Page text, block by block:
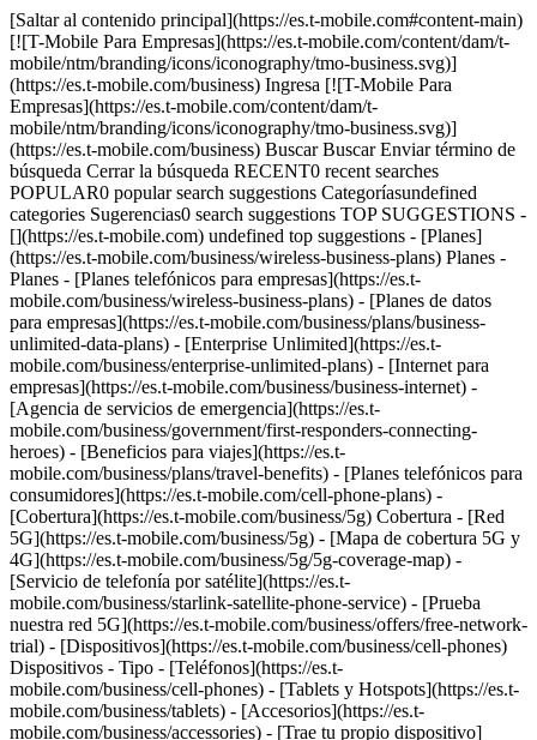
[Saltar al contenido principal](https://es.t-mobile.com#content-main) [![T-Mobile Para Empresas](https://es.t-mobile.com/content/dam/t-mobile/ntm/branding/icons/iconography/tmo-business.svg)](https://es.t-mobile.com/business) Ingresa [![T-Mobile Para Empresas](https://es.t-mobile.com/content/dam/t-mobile/ntm/branding/icons/iconography/tmo-business.svg)](https://es.t-mobile.com/business) Buscar Buscar Enviar término de búsqueda Cerrar la búsqueda RECENT0 recent searches POPULAR0 popular search suggestions Categoríasundefined categories Sugerencias0 search suggestions TOP SUGGESTIONS - [](https://es.t-mobile.com) undefined top suggestions - [Planes](https://es.t-mobile.com/business/wireless-business-plans) Planes - Planes - [Planes telefónicos para empresas](https://es.t-mobile.com/business/wireless-business-plans) - [Planes de datos para empresas](https://es.t-mobile.com/business/plans/business-unlimited-data-plans) - [Enterprise Unlimited](https://es.t-mobile.com/business/enterprise-unlimited-plans) - [Internet para empresas](https://es.t-mobile.com/business/business-internet) - [Agencia de servicios de emergencia](https://es.t-mobile.com/business/government/first-responders-connecting-heroes) - [Beneficios para viajes](https://es.t-mobile.com/business/plans/travel-benefits) - [Planes telefónicos para consumidores](https://es.t-mobile.com/cell-phone-plans) - [Cobertura](https://es.t-mobile.com/business/5g) Cobertura - [Red 5G](https://es.t-mobile.com/business/5g) - [Mapa de cobertura 5G y 4G](https://es.t-mobile.com/business/5g/5g-coverage-map) - [Servicio de telefonía por satélite](https://es.t-mobile.com/business/starlink-satellite-phone-service) - [Prueba nuestra red 5G](https://es.t-mobile.com/business/offers/free-network-trial) - [Dispositivos](https://es.t-mobile.com/business/cell-phones) Dispositivos - Tipo - [Teléfonos](https://es.t-mobile.com/business/cell-phones) - [Tablets y Hotspots](https://es.t-mobile.com/business/tablets) - [Accesorios](https://es.t-mobile.com/business/accessories) - [Trae tu propio dispositivo](https://es.t-mobile.com/business/byod-bring-your-own-device) - [Dispositivos certificados sin existencias](https://es.t-mobile.com/business/solutions/iot/device-certification) - Ofertas - [Ver ofertas](https://es.t-mobile.com/business/offers/business-deals-hub) - [Apple](https://es.t-mobile.com/business/apple-business-iphone-deals) - [Samsung](https://es.t-mobile.com/business/offers/samsung-galaxy-5g) - [Google Pixel](https://es.t-mobile.com/business/offers/google-pixel-deals) - [Internet](https://es.t-mobile.com/business/business-internet) Internet - [Información general](https://es.t-mobile.com/business/business-internet) - [Internet para empresas pequeñas/medianas](https://es.t-mobile.com/business/solutions/business-internet-services/small-business-internet) - [Internet para empresas grandes](https://es.t-mobile.com/business/solutions/business-internet-services/business-internet) - [Internet para el gobierno](https://es.t-mobile.com/business/government/internet-services) - [Internet para la educación](https://es.t-mobile.com/business/education/internet-services) - [Verifica disponibilidad](https://es.t-mobile.com/business/check-eligibility) - [Ofertas](https://es.t-mobile.com/business/offers/business-deals-hub) Ofertas - Ofertas - [Ver ofertas](https://es.t-mobile.com/business/offers/business-deals-hub) - [Apple](https://es.t-mobile.com/business/apple-business-iphone-deals) - [Samsung](https://es.t-mobile.com/business/offers/samsung-galaxy-5g#INTNAV=tNav:Deals:Samsung) - [Google Pixel](https://es.t-mobile.com/business/offers/google-pixel-deals) - [Teléfonos gratis y con cero de pago inicial](https://es.t-mobile.com/business/offers/zero-down-phones) - Descuentos del plan - [Militares y veteranos](https://es.t-mobile.com/business/offers/military-discount-plans) - [Miembros de servicios de emergencia](https://es.t-mobile.com/business/offers/first-responder-discount-phone-plans) - [Soluciones](https://es.t-mobile.com/business/solutions) Soluciones - Soluciones - [Información general](https://es.t-mobile.com/business/solutions) - [Internet para empresas](https://es.t-mobile.com/business/business-internet) - [Internet de las cosas](https://es.t-mobile.com/business/solutions/iot) - [Redes avanzadas](https://es.t-mobile.com/business/solutions/5g-advanced-solutions) - [Productividad](https://es.t-mobile.com/business/solutions/productivity) - [Seguridad](https://es.t-mobile.com/business/solutions/security) - [Comunicaciones basadas en IA](https://es.t-mobile.com/business/solutions/dialpad) - Segmentos e industrias - [Pequeña/mediana empresa](https://es.t-mobile.com/business/small-midsize-business) - [Compañía](https://es.t-mobile.com/business/enterprise) - [Gobierno](https://es.t-mobile.com/business/government) - [Educación](https://es.t-mobile.com/business/education) - [T-Priority](https://es.t-mobile.com/t-priority) - [Industrias](https://es.t-mobile.com/business/industry-solutions) - Recursos - [Por qué T-Mobile](https://es.t-mobile.com/business/why-tmobile) - [Historias de clientes](https://es.t-mobile.com/business/why-tmobile/customer-success-stories) - [Cambiar de operador móvil](https://es.t-mobile.com/business/switch-phone-carriers) - [Beneficios](https://es.t-mobile.com/business/benefits/magenta-status) - [T-Platform](https://es.t-mobile.com/business/solutions/t-platform) - [Premios Innovate](https://es.t-mobile.com/business/customer-innovate-awards) - [Socios](https://es.t-mobile.com) Socios - [Programa de socios](https://es.t-mobile.com/business/partner-recruitment) - [Ingreso al portal | Registrarse](https://businesspartners.t-mobile.com?INTNAV=tNav%3APartners%3APortalLoginRegister) [Contáctanos](https://es.t-mobile.com/business/b2b-contact-information) Contáctanos - [Ventas: 833-390-1896](tel:1-833-390-1896) - [Asistencia: 844-211-5308](tel:1-844-211-5308) - [Comunícate con ventas](https://es.t-mobile.com/business/b2b-contact-information/form) [Encuentra una tienda](https://es.t-mobile.com/stores/i/business) [Carrito](https://es.t-mobile.com/business/cart) Buscar Buscar Enviar término de búsqueda Cerrar la búsqueda RECENT0 recent searches POPULAR0 popular search suggestions Categoríasundefined categories Sugerencias0 search suggestions TOP SUGGESTIONS - [](https://es.t-mobile.com) undefined top suggestions Cómo empezar Mi cuenta [Ingresar](https://tfb.t-mobile.com/) [Volver al tablero](https://es.t-mobile.com/account/dashboard) más de T-Mobile - [Wireless (Móvil)](https://es.t-mobile.com/) - [Empresas](https://es.t-mobile.com/business) - [Prepagado](https://es.prepaid.t-mobile.com/home) - [Internet](https://es.t-mobile.com/home-internet) - [T-Priority](https://es.t-mobile.com/t-priority) - [SuperMobile](https://es.t-mobile.com/business/plans/supermobile) [](https://es.t-mobile.com) # Mejorar la seguridad 5G para una nueva fuerza laboral móvil. ## Mejorar la seguridad 5G para una nueva fuerza laboral móvil. Comparte este artículo: [![](https://es.t-mobile.com/content/dam/digx/tmobile/us/en/branding/icons/Linked-In-icon.png)](https://www.linkedin.com/uas/login?session_redirect=https%3A%2F%2Fwww.linkedin.com%2FshareArticle%3Furl%3Dhttps%3A%2F%2Fwww.t-mobile.com%2Fbusiness%2Ftrends-insights%2Fsecurity%2Fcybersecurity%2F5g-cybersecurity-benefits.html) [![](https://es.t-mobile.com/content/dam/digx/tmobile/us/en/branding/icons/Facebook-icon.png)](https://www.facebook.com/sharer/sharer.php?u=https%3A%2F%2Fwww.t-mobile.com%2Fbusiness%2Ftrends-insights%2Fsecurity%2Fcybersecurity%2F5g-cybersecurity-benefits.html) [![](https://es.t-mobile.com/content/dam/digx/tmobile/us/en/branding/icons/Twitter-icon.png)](https://twitter.com/intent/tweet?url=https%3A%2F%2Fwww.t-mobile.com%2Fbusiness%2Ftrends-insights%2Fsecurity%2Fcybersecurity%2F5g-cybersecurity-benefits.html) No es sorprendente que el trabajo remoto se haya aumentado vertiginosamente en 2020, con [más del 40%](https://www.flexjobs.com/blog/post/remote-work-statistics/#:~:text=According%20to%20Upwork%2C%2041.8%25%20of,be%20working%20remotely%20by%202025.) de la población del país trabajando todavía fuera del entorno de la oficina tradicional.1Sin embargo, lo que podría ser más impactante es que se prevé que casi un [cuarto de la fuerza laboral](https://www.businesswire.com/news/home/20201215005287/en/Upwork-Study-Finds-22-of-American-Workforce-Will-Be-Remote-by-2025) trabajará de manera remota "de forma permanente" para 2025.2 En otras palabras, la fuerza laboral móvil está aquí para quedarse, pero con esta nueva era de flexibilidad, productividad y conveniencia también llegan nuevas inquietudes en cuanto a cómo mantener segura tanto la información de la empresa como la personal. Mantener el acceso a la red y a la información confidencial para las personas correctas, y fuera de manos equivocadas, es una tarea cada vez más compleja. Afortunadamente, hay soluciones que pueden mejorar rápidamente el posicionamiento de seguridad de una organización. [Tuitear esto , opens in a new window](https://twitter.com/intent/tweet?url=https%3A%2F%2Fwww.t-mobile.com%2Fbusiness%2Ftrends-insights%2Fsecurity%2Fcybersecurity%2F5g-cybersecurity-benefits&text=%0A%20%20%20%20%20%20%20%20%20%20%20%20%20%20%20%20Keeping%20network%20access%20and%20sensitive%20data%20flowing%20to%20the%20right%20hands%E2%80%94and%20out%20of%20the%20wrong%20ones%E2%80%94is%20an%20increasingly%20complex%20endeavor.%20Fortunately%2C%20there%20are%20solutions%20that%20can%20quickly%20improve%20an%20organization%E2%80%99s%20security%20stance.%0A%09%09%09%09%0A%20%20%20%20%20%20%20%20%20%20%20%20%20%20%20%20%20-) Consideremos, por ejemplo, el mayor grado de dificultad que significa adm